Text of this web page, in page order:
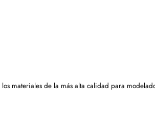
materiales de la más alta calidad para